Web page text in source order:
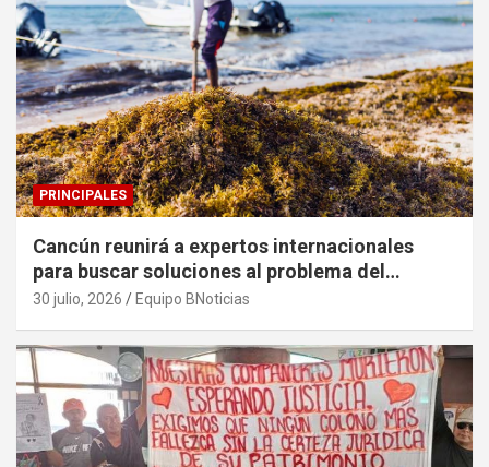
PRINCIPALES
Cancún reunirá a expertos internacionales
para buscar soluciones al problema del
sargazo
30 julio, 2026 Equipo BNoticias